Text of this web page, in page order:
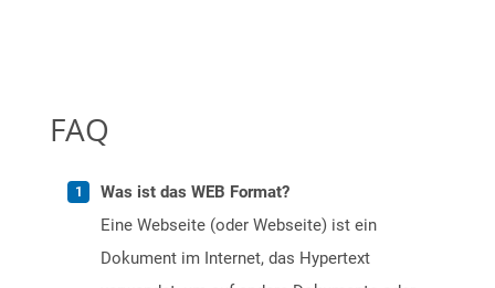
FAQ
Was ist das WEB Format?
Eine Webseite (oder Webseite) ist ein
Dokument im Internet, das Hypertext